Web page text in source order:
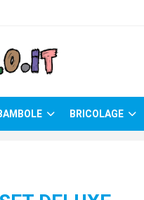
BRICOLAGE